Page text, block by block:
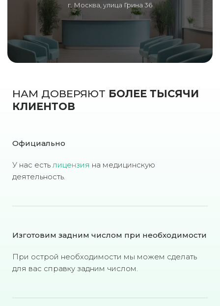
г. Москва, улица Грина 36
НАМ ДОВЕРЯЮТ БОЛЕЕ ТЫСЯЧИ
КЛИЕНТОВ
Официально
У нас есть лицензия на медицинскую
деятельность.
Изготовим задним числом при необходимости
При острой необходимости мы можем сделать
для вас справку задним числом.